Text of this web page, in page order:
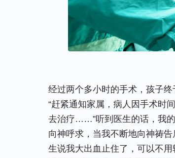
经过两个多小时的手术，孩子
“赶紧通知家属，病人因手术时
去治疗……”听到医生的话，我
向神呼求，当我不断地向神祷
生说我大出血止住了，可以不